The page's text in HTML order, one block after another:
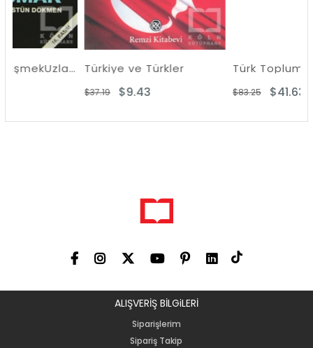
VarolmakGelişmekUzlaşmak Türkiye ve Türkler
$9.43
Türk Toplumbilimcileri
$41.63
ALIŞVERİŞ BİLGiLERİ
Siparişlerim
Sipariş Takip